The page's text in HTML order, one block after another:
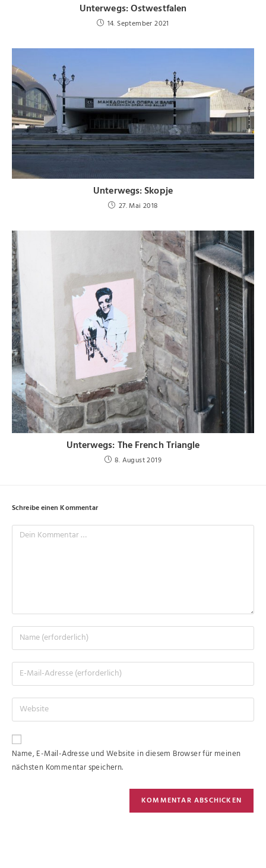
Unterwegs: Ostwestfalen
14. September 2021
Unterwegs: Skopje
27. Mai 2018
Unterwegs: The French Triangle
8. August 2019
Schreibe einen Kommentar
Name, E-Mail-Adresse und Website in diesem Browser für meinen
nächsten Kommentar speichern.